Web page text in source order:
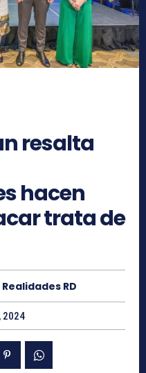
resalta
hacen
trata de
RD
2024